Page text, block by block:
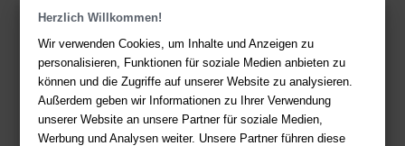
Herzlich Willkommen!
Wir verwenden Cookies, um Inhalte und Anzeigen zu
personalisieren, Funktionen für soziale Medien anbieten zu
können und die Zugriffe auf unserer Website zu analysieren.
Außerdem geben wir Informationen zu Ihrer Verwendung
unserer Website an unsere Partner für soziale Medien,
Werbung und Analysen weiter. Unsere Partner führen diese
Sie haben Fragen? Hier finden Sie Antworten auf häufig gestellte
Fragen.
Fragen per E-Mail: service@deutsche-buchhandlung.de
Telefon: +49 (0)511 - 982 684 41